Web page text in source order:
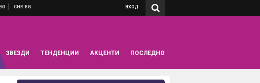
ВХОД
ЗВЕЗДИ ТЕНДЕНЦИИ АКЦЕНТИ ПОСЛЕДНО